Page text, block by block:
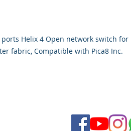
ports Helix 4 Open network switch for
fabric, Compatible with Pica8 Inc.